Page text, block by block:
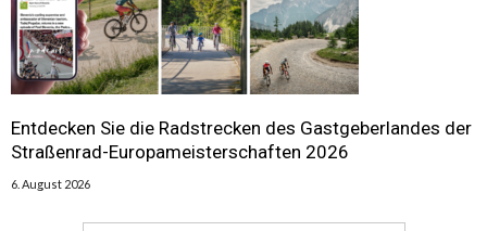
Entdecken Sie die Radstrecken des Gastgeberlandes der
Straßenrad-Europameisterschaften 2026
6. August 2026